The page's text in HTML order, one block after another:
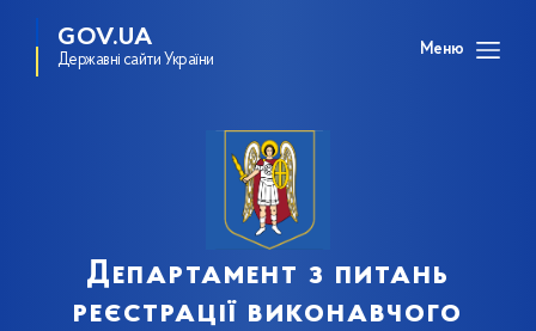
GOV.UA
Державні сайти України
Меню
Департамент з питань
реєстрації виконавчого